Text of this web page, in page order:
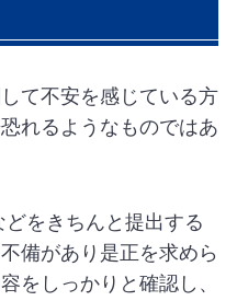
て不安を感じている方
れるようなものではあ
をきちんと提出する
備があり是正を求めら
をしっかりと確認し、